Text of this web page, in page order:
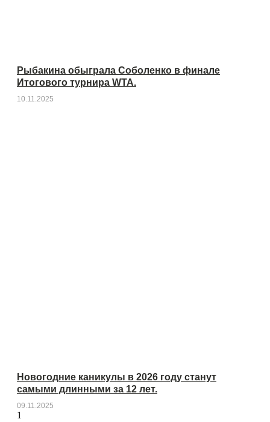
Рыбакина обыграла Соболенко в финале
Итогового турнира WTA.
10.11.2025
Новогодние каникулы в 2026 году станут
самыми длинными за 12 лет.
09.11.2025